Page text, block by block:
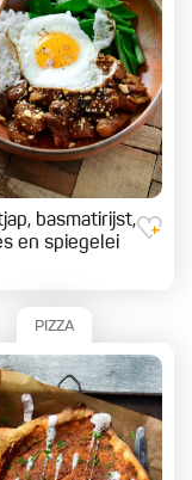
basmatirijst,
en spiegelei
PIZZA